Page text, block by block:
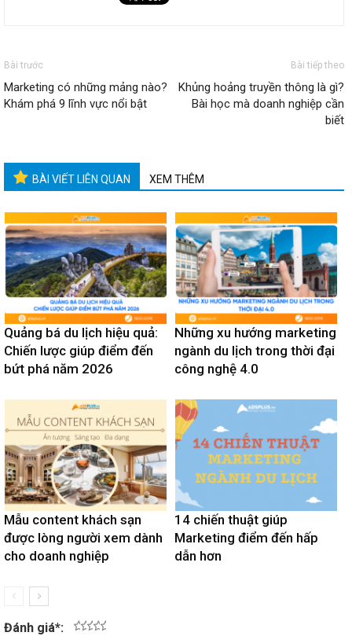
Bài trước
Marketing có những mảng nào?
Khám phá 9 lĩnh vực nổi bật
Bài tiếp theo
Khủng hoảng truyền thông là gì?
Bài học mà doanh nghiệp cần
biết
BÀI VIẾT LIÊN QUAN XEM THÊM
Quảng bá du lịch hiệu quả:
Chiến lược giúp điểm đến
bứt phá năm 2026
Những xu hướng marketing
ngành du lịch trong thời đại
công nghệ 4.0
Mẫu content khách sạn
được lòng người xem dành
cho doanh nghiệp
14 chiến thuật giúp
Marketing điểm đến hấp
dẫn hơn
Đánh giá*: